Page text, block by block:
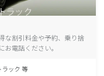
な割引料金や予約、乗り捨
電話ください。
ラック 等